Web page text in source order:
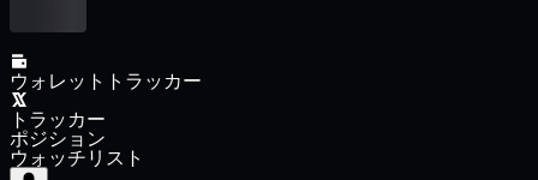
ウォレットトラッカー
トラッカー
ポジション
ウォッチリスト